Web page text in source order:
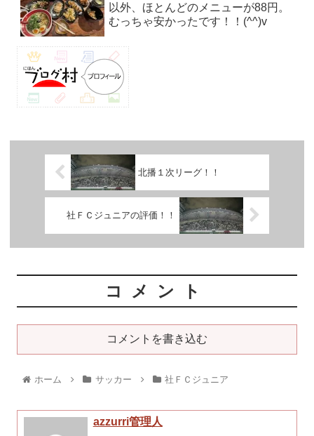
以外、ほとんどのメニューが88円。
むっちゃ安かったです！！(^^)v
北播１次リーグ！！
社ＦＣジュニアの評価！！
コメント
コメントを書き込む
ホーム サッカー 社ＦＣジュニア
azzurri管理人